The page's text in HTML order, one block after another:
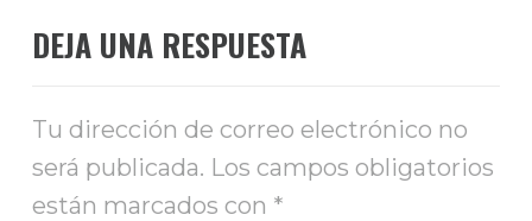
DEJA UNA RESPUESTA
Tu dirección de correo electrónico no
será publicada. Los campos obligatorios
están marcados con *